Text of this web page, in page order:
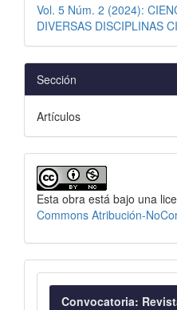
Vol. 5 Núm. 2 (2024):
DIVERSAS DISCIPLINAS
Sección
Artículos
Esta obra está bajo una
Commons Atribución-
Convocatoria: